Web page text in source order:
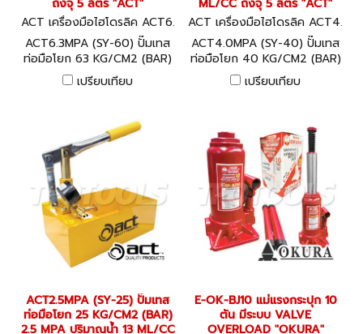
ถังจุ 5 ลิตร "ACT"
ACT เครื่องมือไฮโดรลิค ACT6.
3MPA (SY-60)
ACT6.3MPA (SY-60) ปั๊มเทส
ท่อมือโยก 63 KG/CM2 (BAR)
6.3 MPA ปริมาณน้ำ 13 ML/CC
ถังจุ 5 ลิตร "ACT" Manual
เปรียบเทียบ
ML/CC ถังจุ 5 ลิตร "ACT"
ACT เครื่องมือไฮโดรลิค ACT4.
0MPA (SY-40)
ACT4.0MPA (SY-40) ปั๊มเทส
ท่อมือโยก 40 KG/CM2 (BAR)
4.0 MPA ปริมาณน้ำ 13 ML/CC
ถังจุ 5 ลิตร "ACT" Manual
เปรียบเทียบ
ACT2.5MPA (SY-25) ปั๊มเทส
ท่อมือโยก 25 KG/CM2 (BAR)
2.5 MPA ปริมาณน้ำ 13 ML/CC
E-OK-BJ10 แม่แรงกระปุก 10
ตัน มีระบบ VALVE
OVERLOAD "OKURA"